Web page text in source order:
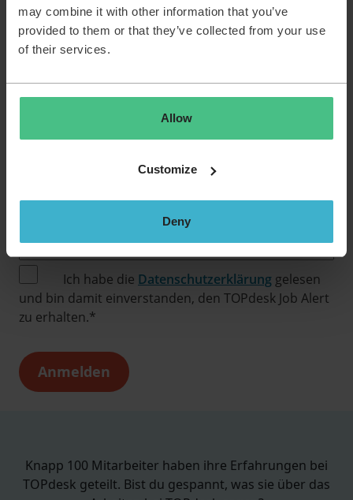
may combine it with other information that you’ve
provided to them or that they’ve collected from your use
of their services.
Allow
Customize
Deny
Du möchtest keine neuen
Stellenangebote verpassen?
Dann melde dich hier für unseren Job Alert an und
erhalte die neuesten Stellenangebote per E-Mail.
Datenschutzerklärung
zu erhalten.
Arbeiten bei TOPdesk sagen?
Dann sieh dirhierdie Bewertungen auf Kununu an!